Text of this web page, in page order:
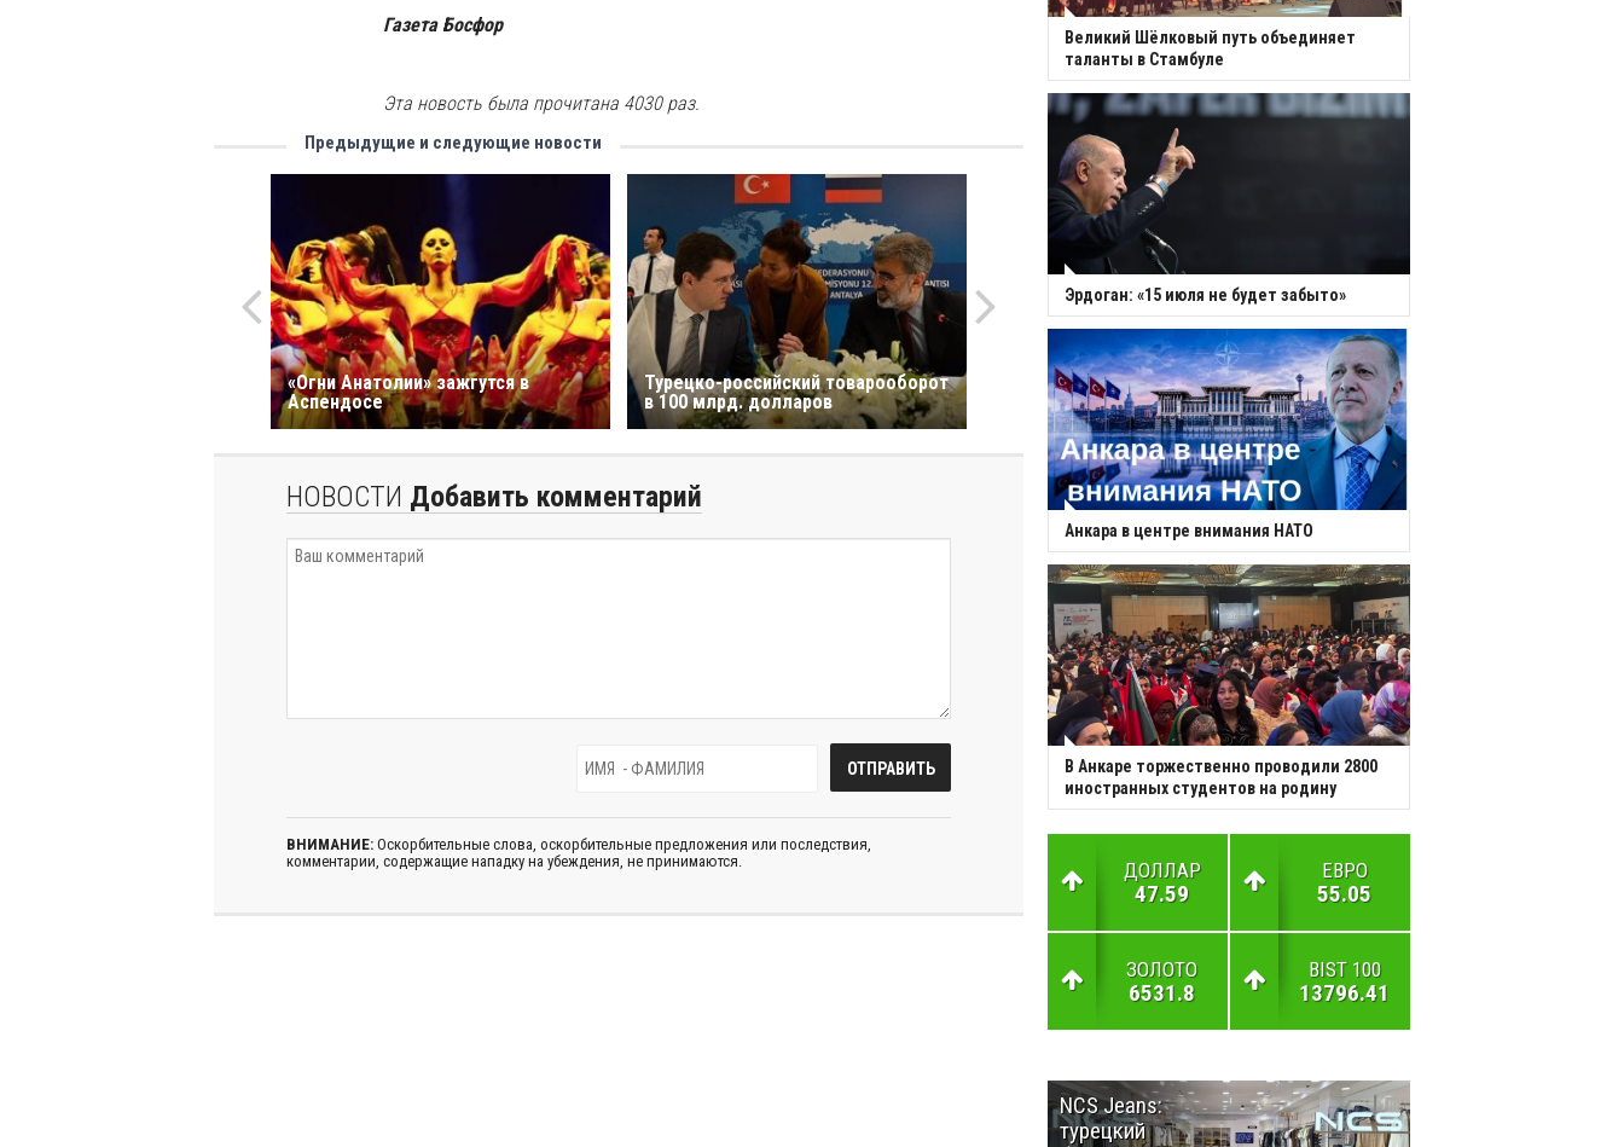
Газета Босфор
Эта новость была прочитана 4030 раз.
Предыдущие и следующие новости
«Огни Анатолии» зажгутся в
Аспендосе
Турецко-российский товарооборот
в 100 млрд. долларов
НОВОСТИ Добавить комментарий
ВНИМАНИЕ: Оскорбительные слова, оскорбительные предложения или последствия,
комментарии, содержащие нападку на убеждения, не принимаются.
Великий Шёлковый путь объединяет
таланты в Стамбуле
Эрдоган: «15 июля не будет забыто»
Анкара в центре внимания НАТО
В Анкаре торжественно проводили 2800
иностранных студентов на родину
ДОЛЛАР
47.59
ЕВРО
55.05
ЗОЛОТО
6531.8
BIST 100
13796.41
NCS Jeans:
турецкий